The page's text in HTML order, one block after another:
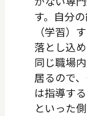
す。自分
（学習）
落とし込
同じ職場
居るので
は指導す
といった